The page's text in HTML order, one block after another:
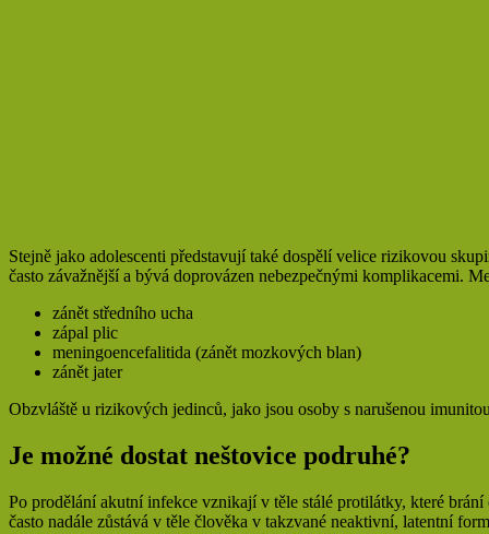
Stejně jako adolescenti představují také dospělí velice rizikovou
často závažnější a bývá doprovázen nebezpečnými komplikacemi.
zánět středního ucha
zápal plic
meningoencefalitida (zánět mozkových blan)
zánět jater
Obzvláště u rizikových jedinců, jako jsou osoby s narušenou
Je možné dostat neštovice podruhé?
Po prodělání akutní infekce vznikají v těle stálé protilátky, které
často nadále zůstává v těle člověka v takzvané neaktivní, latentní